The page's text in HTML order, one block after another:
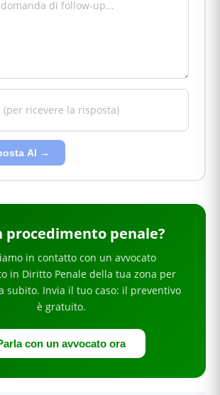
AI →
procedimento penale?
in contatto con un avvocato
in Diritto Penale della tua zona per
subito. Invia il tuo caso: il preventivo
è gratuito.
con un avvocato ora